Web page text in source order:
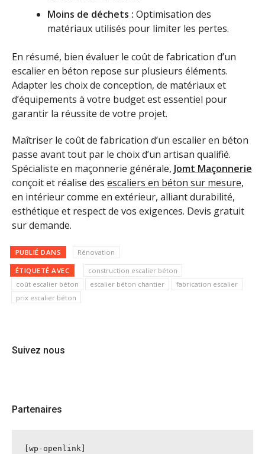
Moins de déchets : Optimisation des
matériaux utilisés pour limiter les pertes.
En résumé, bien évaluer le coût de fabrication d’un
escalier en béton repose sur plusieurs éléments.
Adapter les choix de conception, de matériaux et
d’équipements à votre budget est essentiel pour
garantir la réussite de votre projet.
Maîtriser le coût de fabrication d’un escalier en béton
passe avant tout par le choix d’un artisan qualifié.
Spécialiste en maçonnerie générale, Jomt Maçonnerie
conçoit et réalise des escaliers en béton sur mesure,
en intérieur comme en extérieur, alliant durabilité,
esthétique et respect de vos exigences. Devis gratuit
sur demande.
PUBLIÉ DANS Rénovation
ÉTIQUETÉ AVEC
construction escalier béton
coût escalier béton
escalier béton chantier
fabrication escalier
prix escalier béton
Suivez nous
Partenaires
[wp-openlink]